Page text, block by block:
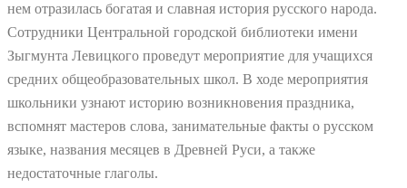
нем отразилась богатая и славная история русского народа.
Сотрудники Центральной городской библиотеки имени
Зыгмунта Левицкого проведут мероприятие для учащихся
средних общеобразовательных школ. В ходе мероприятия
школьники узнают историю возникновения праздника,
вспомнят мастеров слова, занимательные факты о русском
языке, названия месяцев в Древней Руси, а также
недостаточные глаголы.